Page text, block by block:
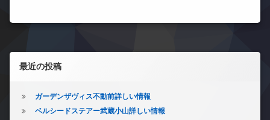
左サイドバー
最近の投稿
ガーデンザヴィス不動前詳しい情報
ベルシードステアー武蔵小山詳しい情報